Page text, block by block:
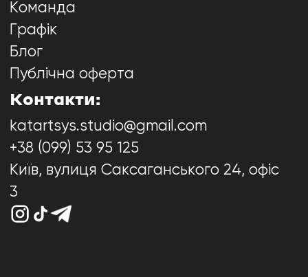
Команда
Графік
Блог
Публічна оферта
Контакти:
katartsys.studio@gmail.com
+38 (099) 53 95 125
Київ, вулиця Саксаганського 24, офіс
3